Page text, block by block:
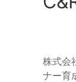
株式会
ナー育